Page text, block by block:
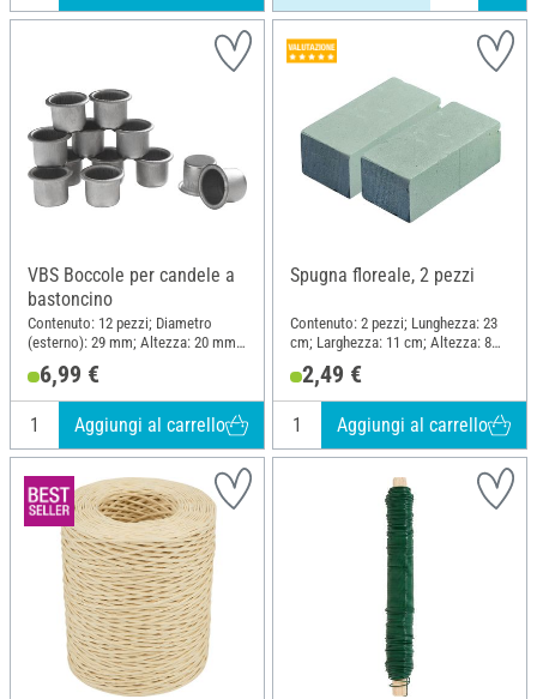
VBS Boccole per candele a
bastoncino
Contenuto: 12 pezzi; Diametro
(esterno): 29 mm; Altezza: 20 mm;
6,99 €
Aggiungi al carrello
Spugna floreale, 2 pezzi
Contenuto: 2 pezzi; Lunghezza: 23
cm; Larghezza: 11 cm; Altezza: 8
2,49 €
Aggiungi al carrello